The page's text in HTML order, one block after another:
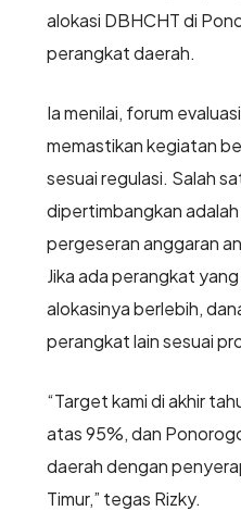
alokasi DBHCHT di
perangkat daerah.
Ia menilai, forum
memastikan kegiatan
sesuai regulasi. Salah
dipertimbangkan
pergeseran anggaran
Jika ada perangkat
alokasinya berlebih,
perangkat lain sesuai
“Target kami di akhir
atas 95%, dan
daerah dengan
Timur,” tegas Rizky.